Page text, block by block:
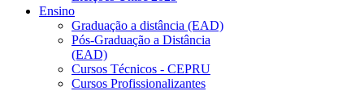
Ensino
Graduação a distância (EAD)
Pós-Graduação a Distância
(EAD)
Cursos Técnicos - CEPRU
Cursos Profissionalizantes